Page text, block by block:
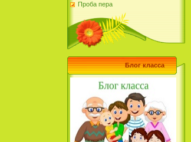
Проба пера
Блог класса